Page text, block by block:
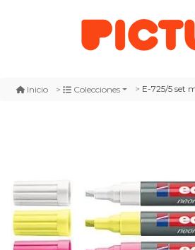
Inicio Colecciones E-725/5 set